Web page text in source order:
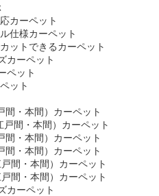
カーペット
仕様カーペット
ットできるカーペット
カーペット
ペット
ット
間・本間）カーペット
戸間・本間）カーペット
間・本間）カーペット
間・本間）カーペット
間・本間）カーペット
間・本間）カーペット
カーペット